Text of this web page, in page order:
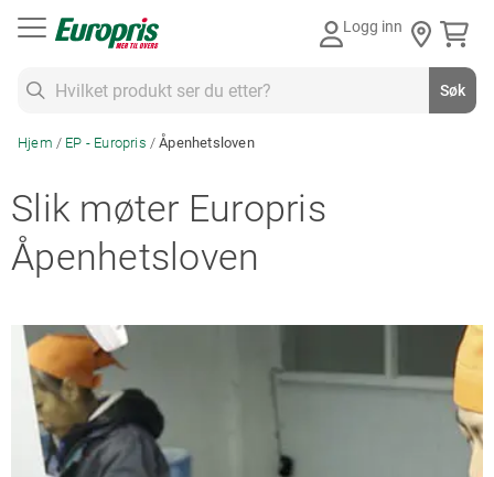
Logg inn
Søk
Hjem EP - Europris Åpenhetsloven
Slik møter Europris
Åpenhetsloven